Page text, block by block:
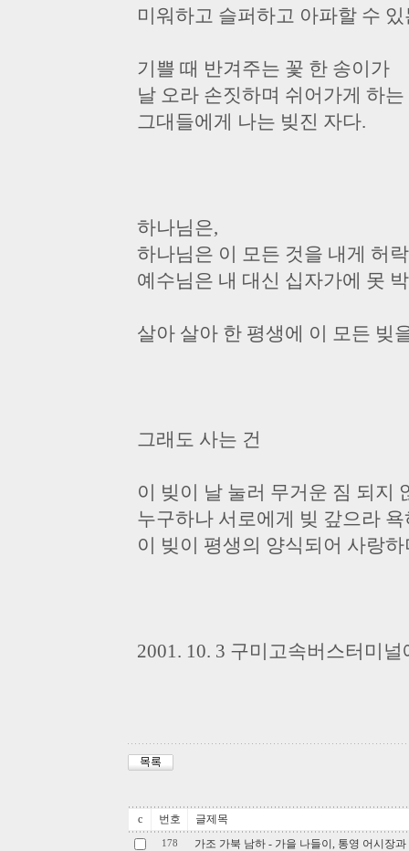
미워하고 슬퍼하고 아파할 수
기쁠 때 반겨주는 꽃 한 송이가
날 오라 손짓하며 쉬어가게 하
그대들에게 나는 빚진 자다.
하나님은,
하나님은 이 모든 것을 내게 허
예수님은 내 대신 십자가에 못
살아 살아 한 평생에 이 모든 빚
그래도 사는 건
이 빚이 날 눌러 무거운 짐 되지
누구하나 서로에게 빚 갚으라
이 빚이 평생의 양식되어 사랑
2001. 10. 3 구미고속버스터미
c 번호 글제목
178 가조 가북 남하 - 가을 나들이, 통영 어시장